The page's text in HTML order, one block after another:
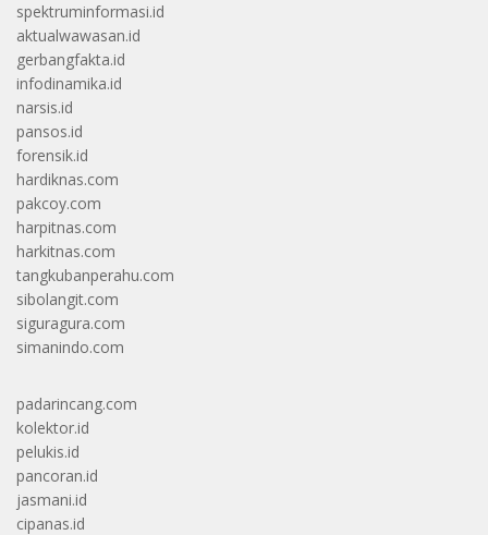
spektruminformasi.id
aktualwawasan.id
gerbangfakta.id
infodinamika.id
narsis.id
pansos.id
forensik.id
hardiknas.com
pakcoy.com
harpitnas.com
harkitnas.com
tangkubanperahu.com
sibolangit.com
siguragura.com
simanindo.com
padarincang.com
kolektor.id
pelukis.id
pancoran.id
jasmani.id
cipanas.id